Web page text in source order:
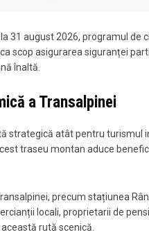
31 august 2026, programul
scop asigurarea siguranței
înaltă.
a Transalpinei
strategică atât pentru turismul
traseu montan aduce
precum stațiunea
locali, proprietarii de
rută scenică.